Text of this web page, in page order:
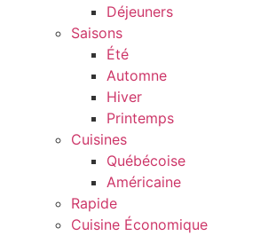
Déjeuners
Saisons
Été
Automne
Hiver
Printemps
Cuisines
Québécoise
Américaine
Rapide
Cuisine Économique